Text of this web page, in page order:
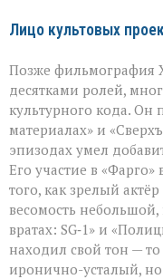
Лицо культовых
Позже фильмография
десятками ролей,
культурного кода. Он
материалах» и
эпизодах умел
Его участие в
того, как зрелый
весомость
вратах: SG‑1» и
находил свой тон —
иронично-усталый,